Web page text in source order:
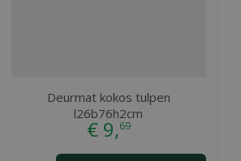
Deurmat kokos tulpen
l26b76h2cm
€ 9,69